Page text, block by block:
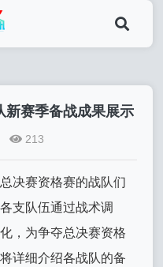
新赛季备战成果展示
213
决赛资格赛的战队们
支队伍通过战术调
，为争夺总决赛资格
详细介绍各战队的备